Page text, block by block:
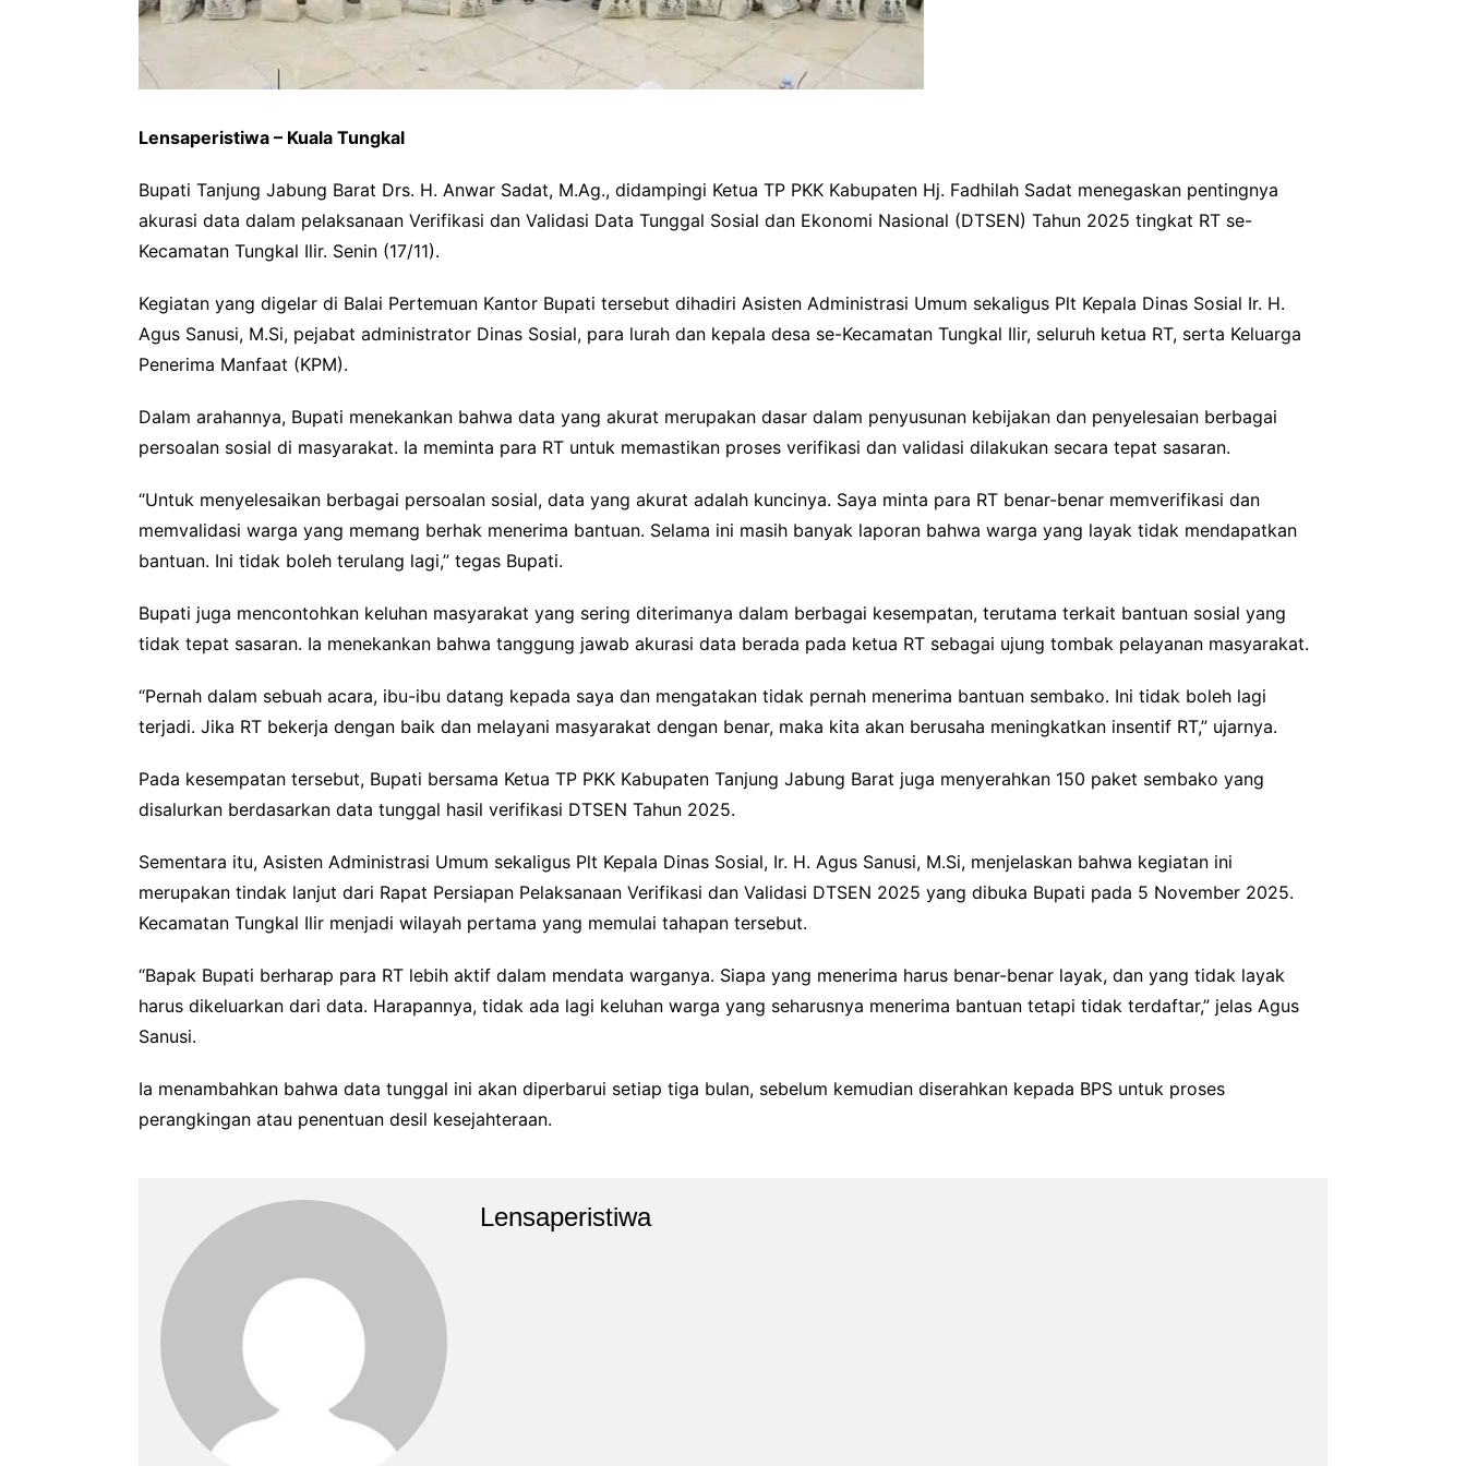
Lensaperistiwa – Kuala Tungkal
Bupati Tanjung Jabung Barat Drs. H. Anwar Sadat, M.Ag., didampingi Ketua TP PKK Kabupaten Hj. Fadhilah Sadat menegaskan pentingnya
akurasi data dalam pelaksanaan Verifikasi dan Validasi Data Tunggal Sosial dan Ekonomi Nasional (DTSEN) Tahun 2025 tingkat RT se-
Kecamatan Tungkal Ilir. Senin (17/11).
Kegiatan yang digelar di Balai Pertemuan Kantor Bupati tersebut dihadiri Asisten Administrasi Umum sekaligus Plt Kepala Dinas Sosial Ir. H.
Agus Sanusi, M.Si, pejabat administrator Dinas Sosial, para lurah dan kepala desa se-Kecamatan Tungkal Ilir, seluruh ketua RT, serta Keluarga
Penerima Manfaat (KPM).
Dalam arahannya, Bupati menekankan bahwa data yang akurat merupakan dasar dalam penyusunan kebijakan dan penyelesaian berbagai
persoalan sosial di masyarakat. Ia meminta para RT untuk memastikan proses verifikasi dan validasi dilakukan secara tepat sasaran.
“Untuk menyelesaikan berbagai persoalan sosial, data yang akurat adalah kuncinya. Saya minta para RT benar-benar memverifikasi dan
memvalidasi warga yang memang berhak menerima bantuan. Selama ini masih banyak laporan bahwa warga yang layak tidak mendapatkan
bantuan. Ini tidak boleh terulang lagi,” tegas Bupati.
Bupati juga mencontohkan keluhan masyarakat yang sering diterimanya dalam berbagai kesempatan, terutama terkait bantuan sosial yang
tidak tepat sasaran. Ia menekankan bahwa tanggung jawab akurasi data berada pada ketua RT sebagai ujung tombak pelayanan masyarakat.
“Pernah dalam sebuah acara, ibu-ibu datang kepada saya dan mengatakan tidak pernah menerima bantuan sembako. Ini tidak boleh lagi
terjadi. Jika RT bekerja dengan baik dan melayani masyarakat dengan benar, maka kita akan berusaha meningkatkan insentif RT,” ujarnya.
Pada kesempatan tersebut, Bupati bersama Ketua TP PKK Kabupaten Tanjung Jabung Barat juga menyerahkan 150 paket sembako yang
disalurkan berdasarkan data tunggal hasil verifikasi DTSEN Tahun 2025.
Sementara itu, Asisten Administrasi Umum sekaligus Plt Kepala Dinas Sosial, Ir. H. Agus Sanusi, M.Si, menjelaskan bahwa kegiatan ini
merupakan tindak lanjut dari Rapat Persiapan Pelaksanaan Verifikasi dan Validasi DTSEN 2025 yang dibuka Bupati pada 5 November 2025.
Kecamatan Tungkal Ilir menjadi wilayah pertama yang memulai tahapan tersebut.
“Bapak Bupati berharap para RT lebih aktif dalam mendata warganya. Siapa yang menerima harus benar-benar layak, dan yang tidak layak
harus dikeluarkan dari data. Harapannya, tidak ada lagi keluhan warga yang seharusnya menerima bantuan tetapi tidak terdaftar,” jelas Agus
Sanusi.
Ia menambahkan bahwa data tunggal ini akan diperbarui setiap tiga bulan, sebelum kemudian diserahkan kepada BPS untuk proses
perangkingan atau penentuan desil kesejahteraan.
Lensaperistiwa